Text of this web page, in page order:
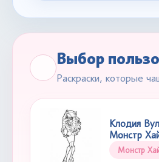
Выбор
Раскраски, которые
Клодия
Монстр
Монстр